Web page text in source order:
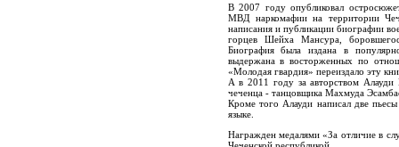
В 2007 году опубликовал
МВД наркомафии на территории
написания и публикации биографии
горцев Шейха Мансура,
Биография была издана в
выдержана в восторженных по
«Молодая гвардия» переиздало эту
А в 2011 году за авторством Алауди
чеченца - танцовщика Махмуда
Кроме того Алауди написал две
языке.
Награжден медалями «За отличие в